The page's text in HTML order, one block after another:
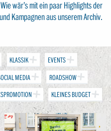
wär’s mit ein paar Highlights der
Kampagnen aus unserem Archiv.
KLASSIK EVENTS
MEDIA ROADSHOW
KLEINES BUDGET